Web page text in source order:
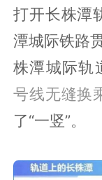
打开长株潭
潭城际铁路
株潭城际轨
号线无缝换
了“一竖”。